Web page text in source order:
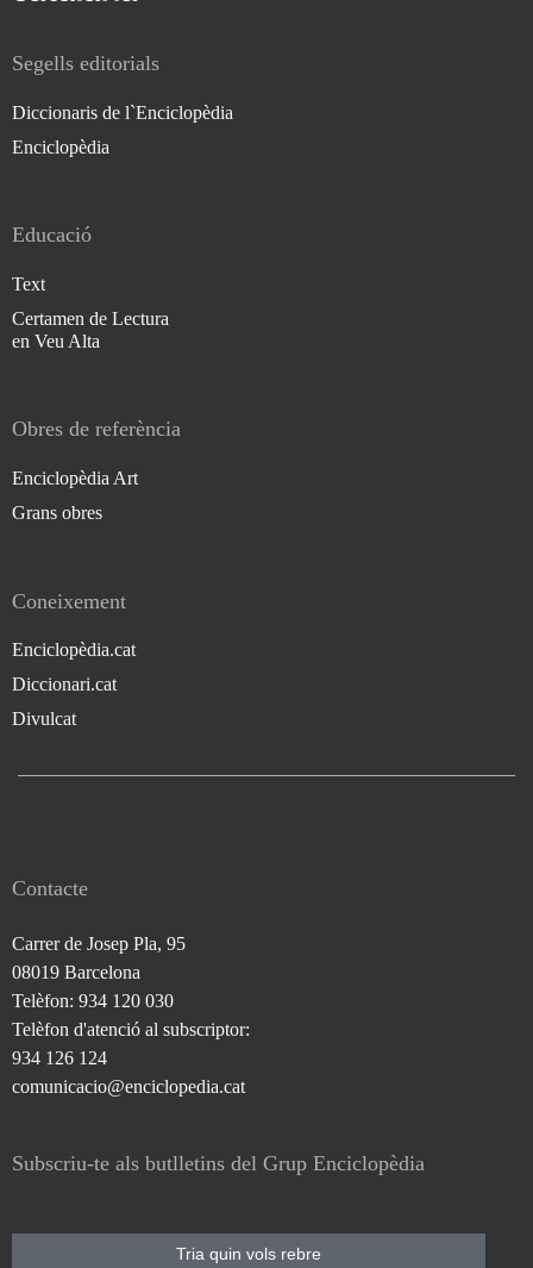
Segells editorials
Diccionaris de l`Enciclopèdia
Enciclopèdia
Educació
Text
Certamen de Lectura
en Veu Alta
Obres de referència
Enciclopèdia Art
Grans obres
Coneixement
Enciclopèdia.cat
Diccionari.cat
Divulcat
Contacte
Carrer de Josep Pla, 95
08019 Barcelona
Telèfon: 934 120 030
Telèfon d'atenció al subscriptor:
934 126 124
comunicacio@enciclopedia.cat
Subscriu-te als butlletins del Grup Enciclopèdia
Tria quin vols rebre